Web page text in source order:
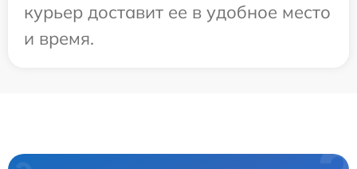
курьер доставит ее в удобное место
и время.